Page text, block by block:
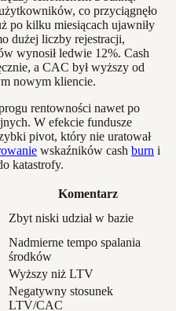
co przyciągnęło
po kilku miesiącach ujawniły
dużej liczby rejestracji,
wynosił ledwie 12%. Cash
a CAC był wyższy od
nowym kliencie.
rentowności nawet po
W efekcie fundusze
pivot, który nie uratował
wskaźników cash burn i
katastrofy.
Komentarz
Zbyt niski udział w bazie
Nadmierne tempo spalania
środków
Wyższy niż LTV
Negatywny stosunek
LTV/CAC